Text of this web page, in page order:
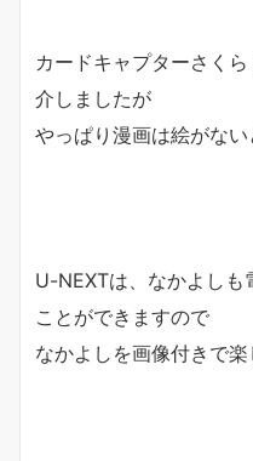
カードキャプターさく
介しましたが
やっぱり漫画は絵がな
U-NEXTは、なかよしも
ことができますので
なかよしを画像付きで楽